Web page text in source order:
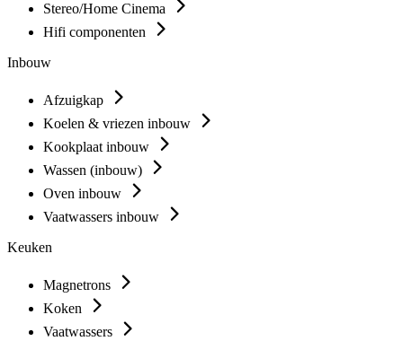
Stereo/Home Cinema
Hifi componenten
Inbouw
Afzuigkap
Koelen & vriezen inbouw
Kookplaat inbouw
Wassen (inbouw)
Oven inbouw
Vaatwassers inbouw
Keuken
Magnetrons
Koken
Vaatwassers